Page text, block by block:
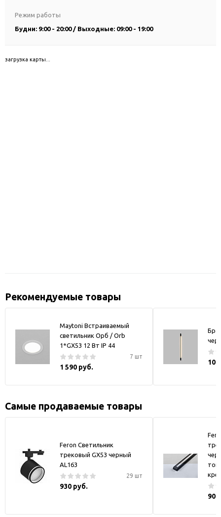
Режим работы
Будни: 9:00 - 20:00 / Выходные: 09:00 - 19:00
загрузка карты...
Рекомендуемые товары
Maytoni Встраиваемый
светильник Орб / Orb
1*GX53 12 Вт IP 44
7 шт
1 590 руб.
Бра
10
Самые продаваемые товары
Feron Светильник
трековый GX53 черный
AL163
29 шт
930 руб.